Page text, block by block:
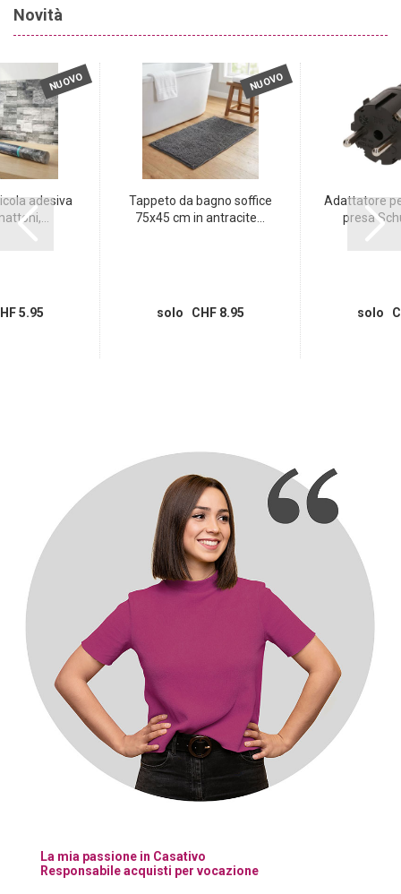
Novità
NUOVO
adesiva
5.95
NUOVO
Tappeto da bagno soffice
75x45 cm in antracite...
solo CHF 8.95
Adattatore
presa
solo
La mia passione in Casativo
Responsabile acquisti per vocazione